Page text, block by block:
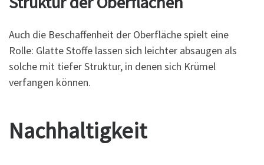
Auch die Beschaffenheit der Oberfläche spielt eine
Rolle: Glatte Stoffe lassen sich leichter absaugen als
solche mit tiefer Struktur, in denen sich Krümel
verfangen können.
Nachhaltigkeit